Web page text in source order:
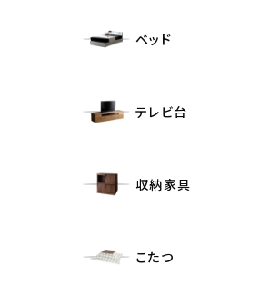
ベッド
テレビ台
収納家具
こたつ